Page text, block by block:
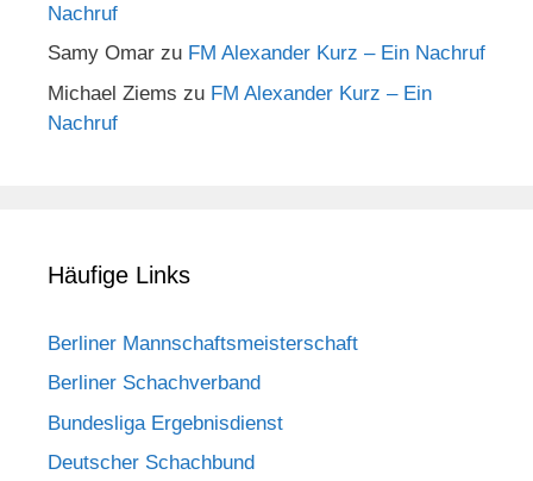
Nachruf
Samy Omar zu FM Alexander Kurz – Ein Nachruf
Michael Ziems zu FM Alexander Kurz – Ein
Nachruf
Häufige Links
Berliner Mannschaftsmeisterschaft
Berliner Schachverband
Bundesliga Ergebnisdienst
Deutscher Schachbund